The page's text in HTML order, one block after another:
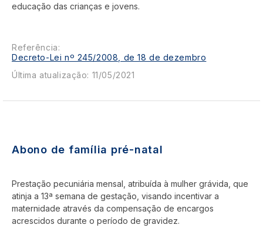
educação das crianças e jovens.
Referência:
Decreto-Lei nº 245/2008, de 18 de dezembro
Última atualização: 11/05/2021
Abono de família pré-natal
Prestação pecuniária mensal, atribuída à mulher grávida, que
atinja a 13ª semana de gestação, visando incentivar a
maternidade através da compensação de encargos
acrescidos durante o período de gravidez.